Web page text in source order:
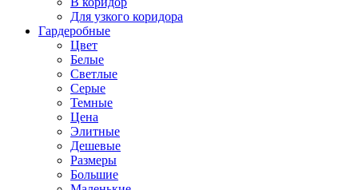
Для узкого коридора
Гардеробные
Цвет
Белые
Светлые
Серые
Темные
Цена
Элитные
Дешевые
Размеры
Большие